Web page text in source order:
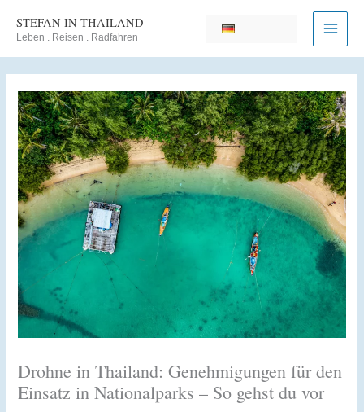
Inhalt
STEFAN IN THAILAND
Leben . Reisen . Radfahren
Drohne in Thailand: Genehmigungen für den
Einsatz in Nationalparks – So gehst du vor